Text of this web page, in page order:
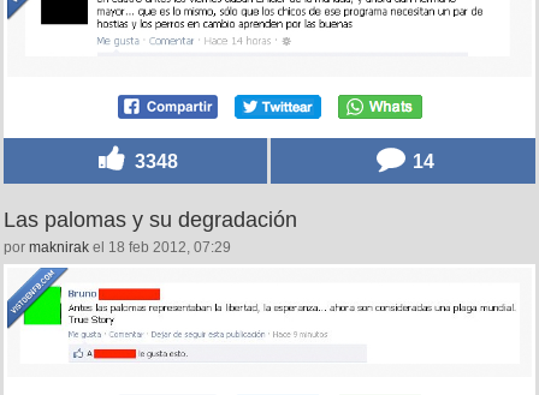
3348 14
Las palomas y su degradación
por maknirak el 18 feb 2012, 07:29